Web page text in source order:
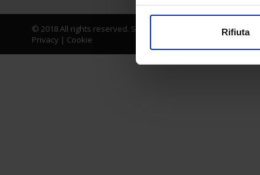
Rifiuta
© 2018 All rights reserved. Senaf srl - Gruppo Tecniche Nuove
Privacy | Cookie